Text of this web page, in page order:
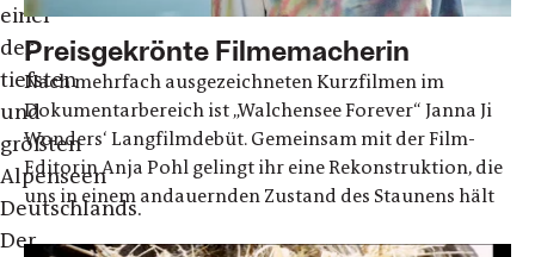
einer
der
tiefsten
und
größten
Alpenseen
Deutschlands.
Der
Preisgekrönte Filmemacherin
Nach mehrfach ausgezeichneten Kurzfilmen im
Dokumentarbereich ist „Walchensee Forever“ Janna Ji
Wonders‘ Langfilmdebüt. Gemeinsam mit der Film-
Editorin Anja Pohl gelingt ihr eine Rekonstruktion, die
uns in einem andauernden Zustand des Staunens hält